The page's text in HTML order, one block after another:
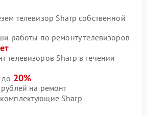
телевизор Sharp собственной
работы по ремонту телевизоров
телевизоров Sharp в течении
20%
на ремонт
Sharp